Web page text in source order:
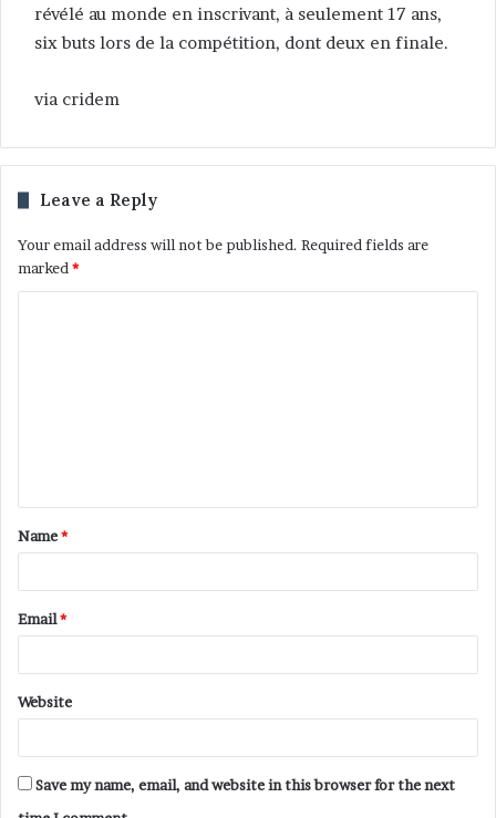
révélé au monde en inscrivant, à seulement 17 ans,
six buts lors de la compétition, dont deux en finale.
via cridem
Leave a Reply
Your email address will not be published. Required fields are
marked *
Name*
Email*
Website
Save my name, email, and website in this browser for the next